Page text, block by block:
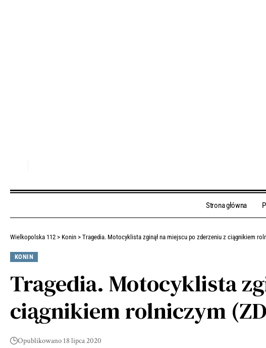
Strona główna
Wielkopolska 112 > Konin > Tragedia. Motocyklista zginął na miejscu po zderzeniu z ciągnikiem
KONIN
Tragedia. Motocyklista
ciągnikiem rolniczym
Opublikowano 18 lipca 2020